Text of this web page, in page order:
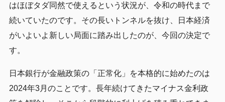
はほぼタダ同然で使えるという状況が、令和の時代まで
続いていたのです。その長いトンネルを抜け、日本経済
がいよいよ新しい局面に踏み出したのが、今回の決定で
す。
日本銀行が金融政策の「正常化」を本格的に始めたのは
2024年3月のことです。長年続けてきたマイナス金利政